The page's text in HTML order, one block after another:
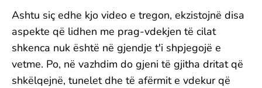
Ashtu siç edhe kjo video e tregon, ekzistojnë disa
aspekte që lidhen me prag-vdekjen të cilat
shkenca nuk është në gjendje t'i shpjegojë e
vetme. Po, në vazhdim do gjeni të gjitha dritat që
shkëlqejnë, tunelet dhe të afërmit e vdekur që